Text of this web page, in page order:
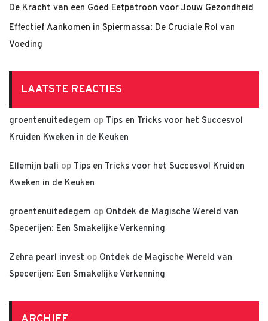
De Kracht van een Goed Eetpatroon voor Jouw Gezondheid
Effectief Aankomen in Spiermassa: De Cruciale Rol van
Voeding
LAATSTE REACTIES
groentenuitedegem op Tips en Tricks voor het Succesvol
Kruiden Kweken in de Keuken
Ellemijn bali op Tips en Tricks voor het Succesvol Kruiden
Kweken in de Keuken
groentenuitedegem op Ontdek de Magische Wereld van
Specerijen: Een Smakelijke Verkenning
Zehra pearl invest op Ontdek de Magische Wereld van
Specerijen: Een Smakelijke Verkenning